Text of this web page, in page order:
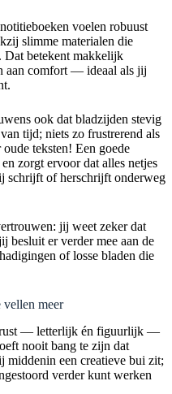
voelen robuust
slimme materialen die
Dat betekent makkelijk
aan comfort — ideaal als jij
ook dat bladzijden stevig
tijd; niets zo frustrerend als
teksten! Een goede
zorgt ervoor dat alles netjes
schrijft of herschrijft onderweg
jij weet zeker dat
er verder mee aan de
of losse bladen die
vellen meer
rust — letterlijk én figuurlijk —
nooit bang te zijn dat
middenin een creatieve bui zit;
verder kunt werken